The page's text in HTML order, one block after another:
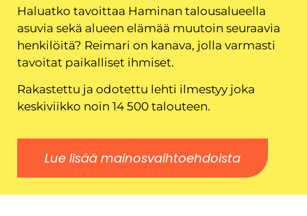
Haluatko tavoittaa Haminan talousalueella
asuvia sekä alueen elämää muutoin seuraavia
henkilöitä? Reimari on kanava, jolla varmasti
tavoitat paikalliset ihmiset.
Rakastettu ja odotettu lehti ilmestyy joka
keskiviikko noin 14 500 talouteen.
Lue lisää mainosvaihtoehdoista